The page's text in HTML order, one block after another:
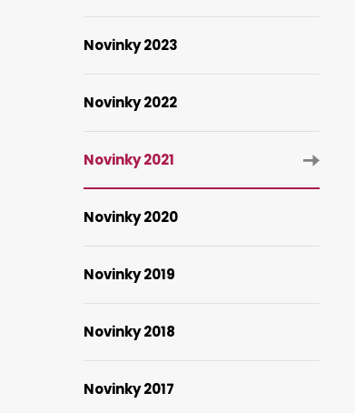
Novinky 2023
Novinky 2022
Novinky 2021
Novinky 2020
Novinky 2019
Novinky 2018
Novinky 2017